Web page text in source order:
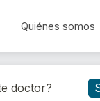
Quiénes somos
doctor?